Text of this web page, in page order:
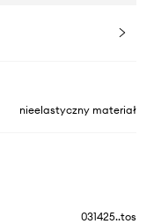
nieelastyczny materiał
031425..tos